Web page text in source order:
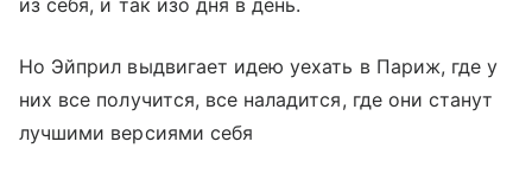
Но Эйприл выдвигает идею уехать в Париж, где у
них все получится, все наладится, где они станут
лучшими версиями себя